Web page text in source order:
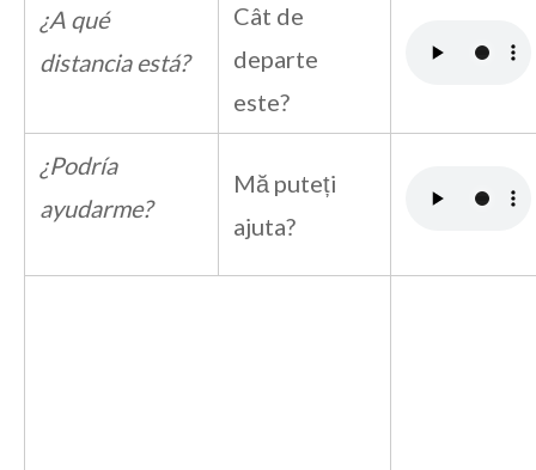
¿A qué
distancia está?
Cât de
departe
este?
¿Podría
ayudarme?
Mă puteți
ajuta?